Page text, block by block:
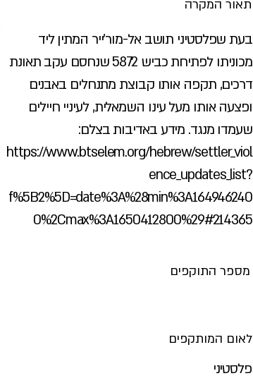
תאור המקרה
בעת שפלסטיני תושב אל-מור'ייר המתין ליד
מכוניתו לפתיחת כביש 5872 שנחסם עקב תאונת
דרכים, תקפה אותו קבוצת מתנחלים באבנים
ופצעה אותו מעל עינו השמאלית, לעיניי חיילים
שעמדו מנגד. מידע באדיבות בצלם:
https://www.btselem.org/hebrew/settler_viol
ence_updates_list?
f%5B2%5D=date%3A%28min%3A164946240
0%2Cmax%3A1650412800%29#214365
מספר התוקפים
לאום המותקפים
פלסטיני